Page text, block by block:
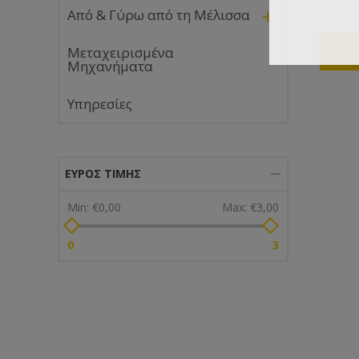
Από & Γύρω από τη Μέλισσα +
Μεταχειρισμένα
Μηχανήματα
Υπηρεσίες
ΕΎΡΟΣ ΤΙΜΉΣ
Min: €0,00 Max: €3,00
0 3